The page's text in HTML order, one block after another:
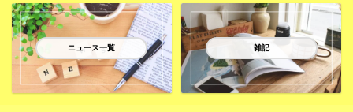
ニュース一覧 雑記